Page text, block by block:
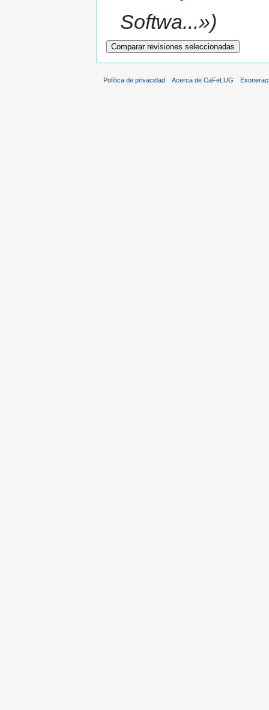
Softwa...»)
Política de privacidad Acerca de CaFeLUG